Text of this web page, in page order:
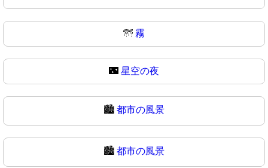
🌁 霧
🌃 星空の夜
🏙️ 都市の風景
🏙 都市の風景